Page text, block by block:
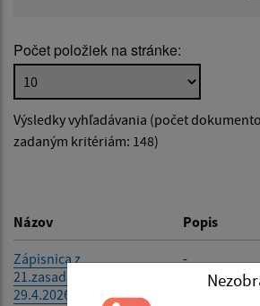
Popis:
Dátum zverejnenia od:
Počet položiek na stránke:
Výsledky vyhľadávania (počet
zadaným kritériám: 148)
Názov Popis
Zápisnica z
21.zasadnutia OZ
29.4.2026
-